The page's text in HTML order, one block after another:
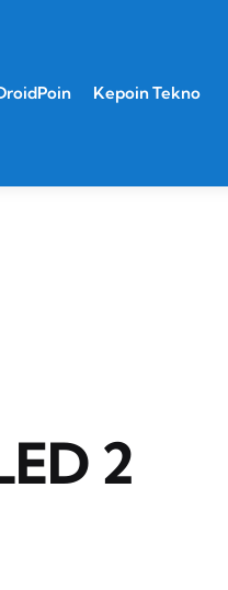
Kepoin Tekno
2